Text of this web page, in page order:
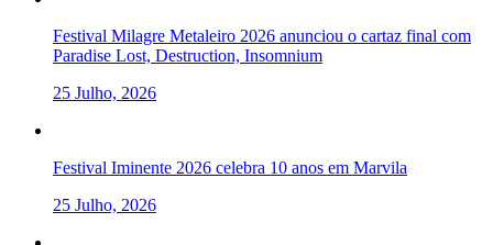
Festival Milagre Metaleiro 2026 anunciou o cartaz final com
Paradise Lost, Destruction, Insomnium
25 Julho, 2026
Festival Iminente 2026 celebra 10 anos em Marvila
25 Julho, 2026